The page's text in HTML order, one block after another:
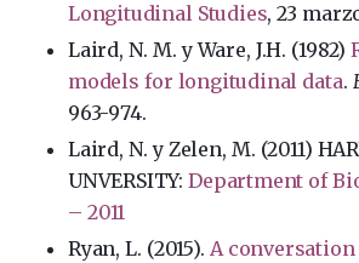
Longitudinal Studies, 23
Laird, N. M. y Ware, J.H. (1982)
models for longitudinal data.
963-974.
Laird, N. y Zelen, M. (2011)
UNVERSITY:Department of
– 2011
Ryan, L. (2015). A